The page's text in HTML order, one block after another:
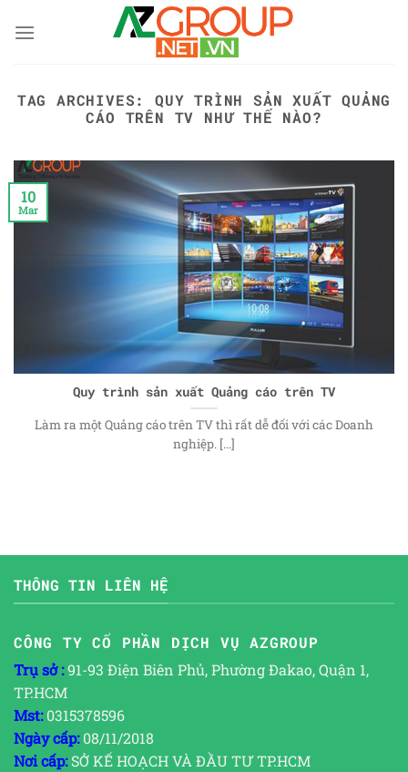
TAG ARCHIVES: QUY TRÌNH SẢN XUẤT QUẢNG
CÁO TRÊN TV NHƯ THẾ NÀO?
Quy trình sản xuất Quảng cáo trên TV
Làm ra một Quảng cáo trên TV thì rất dễ đối với các Doanh
nghiệp. [...]
10
Mar
THÔNG TIN LIÊN HỆ
CÔNG TY CỔ PHẦN DỊCH VỤ AZGROUP
Trụ sở :91-93 Điện Biên Phủ, Phường Đakao, Quận 1,
TP.HCM
Mst:0315378596
Ngày cấp:08/11/2018
Nơi cấp:SỞ KẾ HOẠCH VÀ ĐẦU TƯ TP.HCM